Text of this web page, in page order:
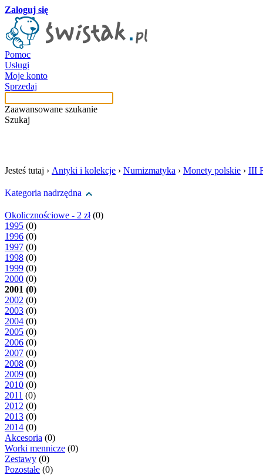
Zaloguj się
Pomoc
Usługi
Moje konto
Sprzedaj
Zaawansowane szukanie
Szukaj
Jesteś tutaj › Antyki i kolekcje › Numizmatyka › Monety polskie › III
Kategoria nadrzędna
Okolicznościowe - 2 zł(0)
1995 (0)
1996 (0)
1997 (0)
1998 (0)
1999 (0)
2000 (0)
2001 (0)
2002 (0)
2003 (0)
2004 (0)
2005 (0)
2006 (0)
2007 (0)
2008 (0)
2009 (0)
2010 (0)
2011 (0)
2012 (0)
2013 (0)
2014 (0)
Akcesoria (0)
Worki mennicze (0)
Zestawy (0)
Pozostałe (0)